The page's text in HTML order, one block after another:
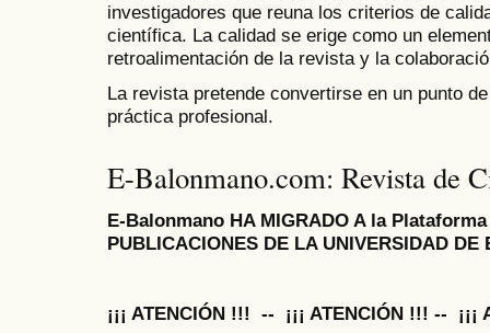
investigadores que reuna los criterios de
científica. La calidad se erige como un
retroalimentación de la revista y la
La revista pretende convertirse en un punto
práctica profesional.
E-Balonmano.com: Revista de
E-Balonmano HA MIGRADO A la
PUBLICACIONES DE LA UNIVERSIDAD DE
¡¡¡ ATENCIÓN !!! -- ¡¡¡ ATENCIÓN !!! --